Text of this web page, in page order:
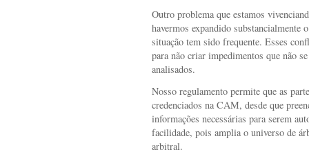
Outro problema que estamos
havermos expandido
situação tem sido frequente. Esses
para não criar impedimentos que não
analisados.
Nosso regulamento permite que as
credenciados na CAM, desde que
informações necessárias para serem
facilidade, pois amplia o universo de
arbitral.